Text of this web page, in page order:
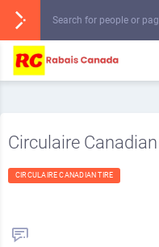
Circulaire
CIRCULAIRE CANADIAN TIRE